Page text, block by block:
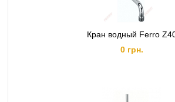
Кран водный Ferro
0 грн.